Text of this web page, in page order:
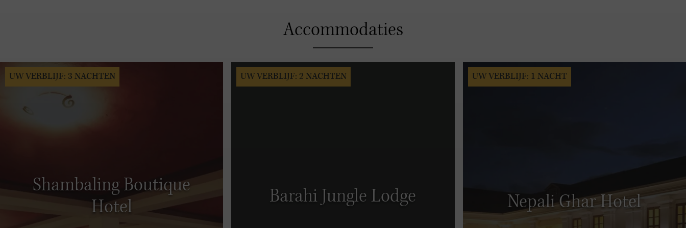
Accommodaties
Shambaling Boutique
Hotel
UW VERBLIJF: 3 NACHTEN
Barahi Jungle Lodge
UW VERBLIJF: 2 NACHTEN
Nepali Ghar Hotel
UW VERBLIJF: 1 NACHT